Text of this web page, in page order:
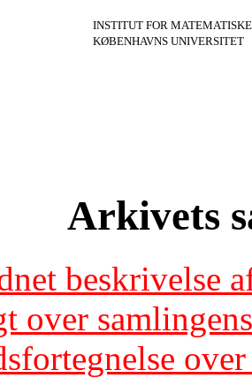
INSTITUT FOR
KØBENHAVNS UNIVERSITET
Arkivets
beskrivelse
over
over